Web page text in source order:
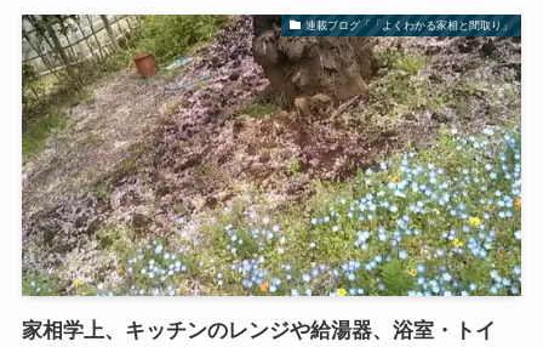
連載ブログ「「よくわかる家相と間取り」
家相学上、キッチンのレンジや給湯器、浴室・トイ